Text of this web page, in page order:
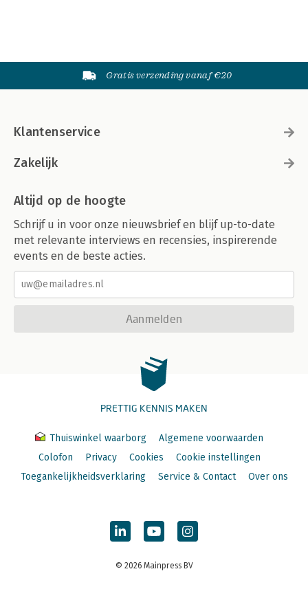
Gratis verzending vanaf €20
Klantenservice
Zakelijk
Altijd op de hoogte
Schrijf u in voor onze nieuwsbrief en blijf up-to-date
met relevante interviews en recensies, inspirerende
events en de beste acties.
Aanmelden
PRETTIG KENNIS MAKEN
Thuiswinkel waarborg
Algemene voorwaarden
Colofon
Privacy Cookies
Cookie instellingen
Toegankelijkheidsverklaring
Service & Contact Over ons
© 2026 Mainpress BV